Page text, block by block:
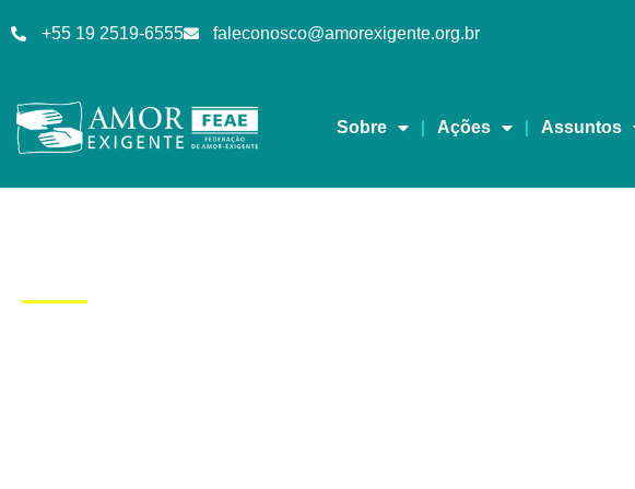
+55 19 2519-6555 faleconosco@amorexigente.org.br
Sobre Ações Assuntos